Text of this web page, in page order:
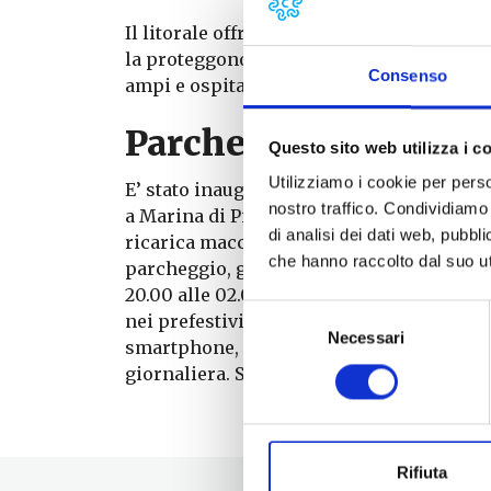
Consenso
Questo sito web utilizza i
Utilizziamo i cookie per
nostro traffico.
di analisi dei dati web,
che hanno raccolto dal suo
consenso
Necessari
Rifiuta
Il litorale offre piccole
la proteggono dalle mareggiate.
ampi e ospitano stabilimenti balneari
Parcheggio Fast
E’ stato inaugurato a luglio 2023 il
a Marina di Pisa. Si tratta di una
ricarica macchine elettriche, 5 posti
parcheggio, gestito da Pisamo, è a
20.00 alle 02.00 del giorno successivo
nei prefestivi e festivi. La tariffa, tramite
smartphone, è stabilita in 0.50 euro
giornaliera. Sono le tariffe vigenti su